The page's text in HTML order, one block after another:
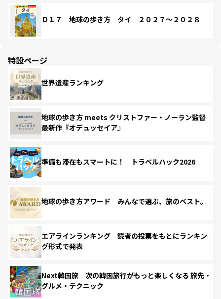
Ｄ１７ 地球の歩き方 タイ ２０２７～２０２８
特設ページ
世界遺産ランキング
地球の歩き方 meets クリストファー・ノーラン監督
最新作『オデュッセイア』
準備も滞在もスマートに！ トラベルハック2026
地球の歩き方アワード みんなで選ぶ、旅のベスト。
エアラインランキング 読者の投票をもとにランキン
グ形式で発表
Next韓国旅 次の韓国旅行がもっと楽しくなる 旅先・
グルメ・テクニック